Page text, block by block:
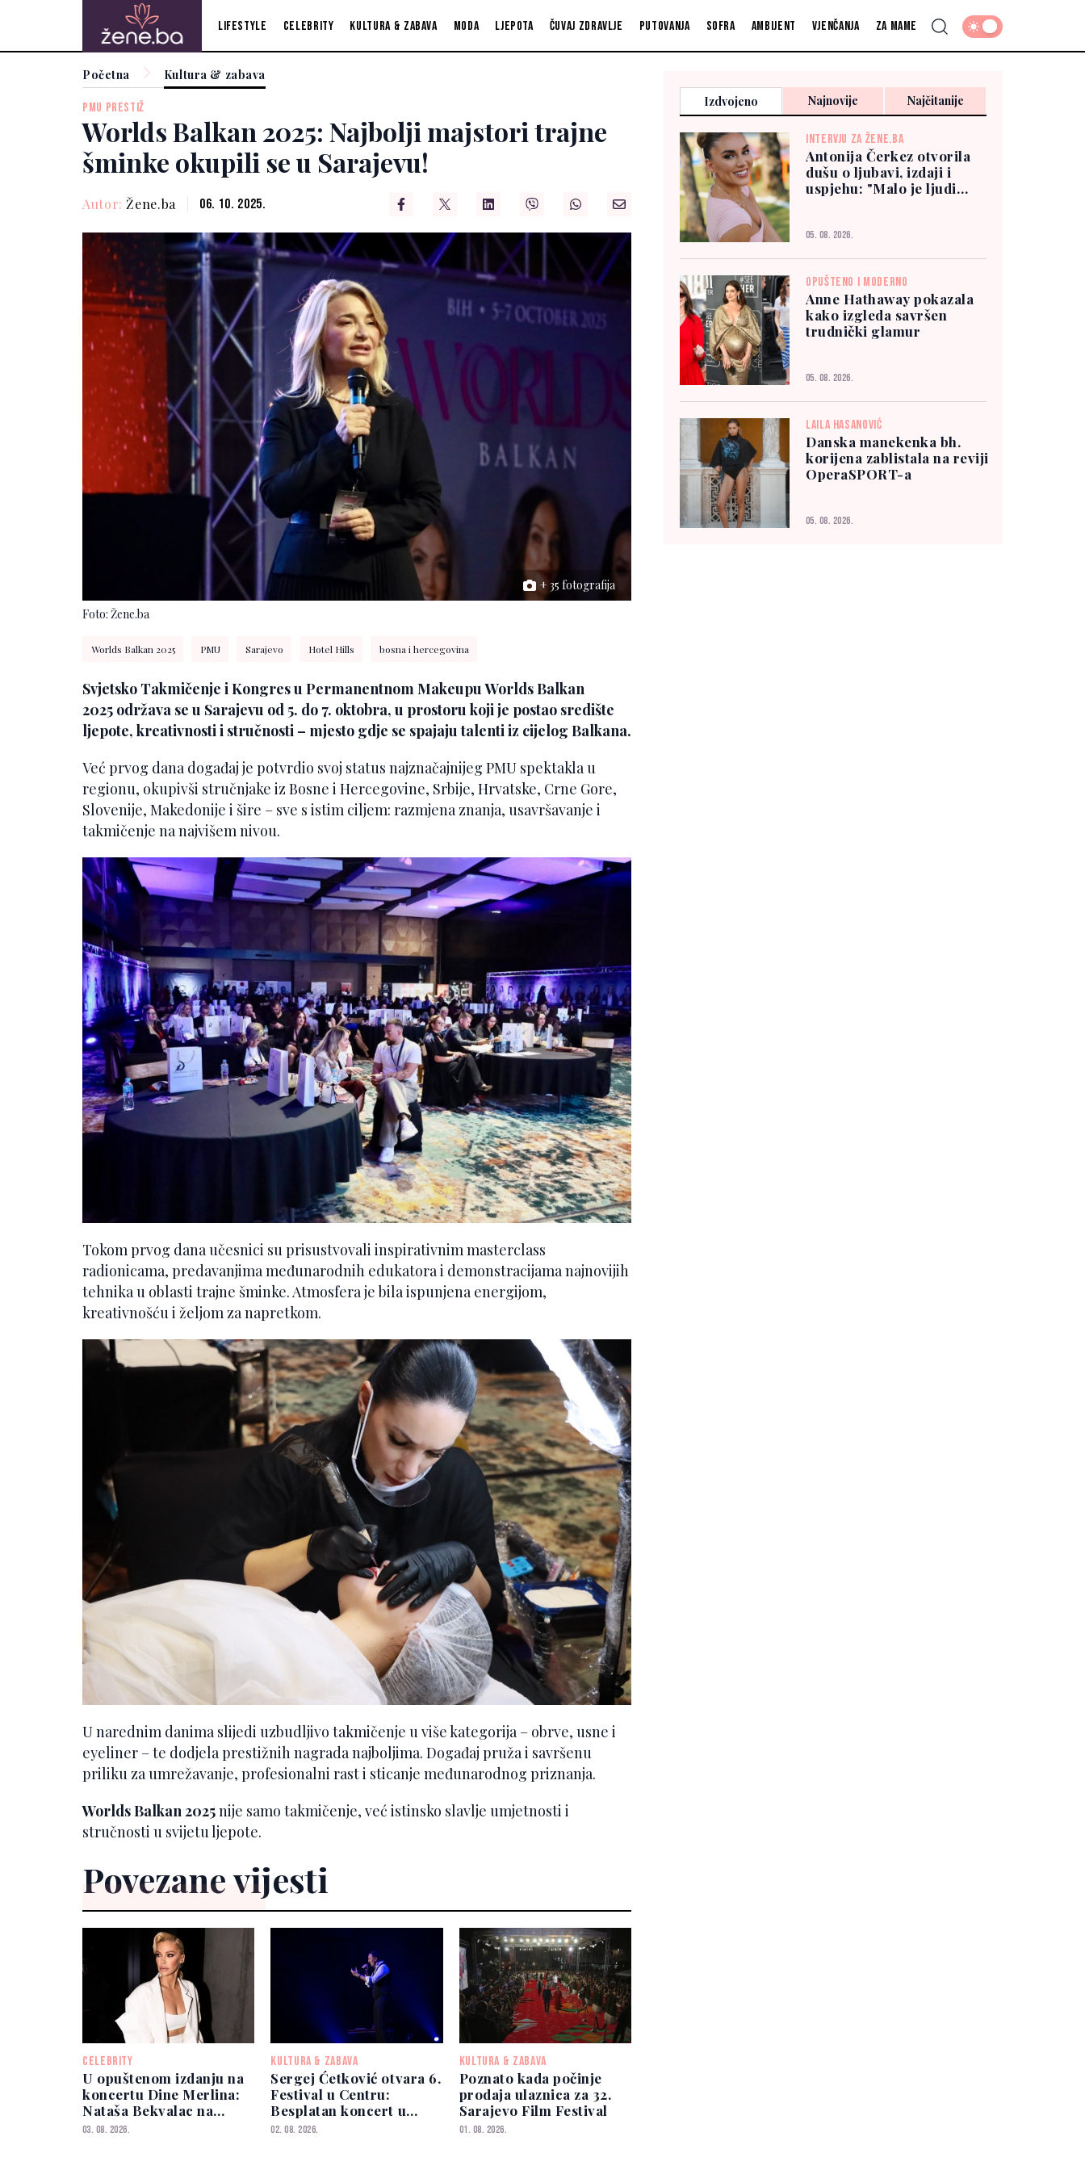
Lifestyle Celebrity Kultura & zabava Moda Ljepota Čuvaj zdravlje Putovanja Sofra Ambijent Vjenčanja Za mame
Početna Kultura & zabava
PMU PRESTIŽ
Worlds Balkan 2025: Najbolji majstori trajne
šminke okupili se u Sarajevu!
Autor: Žene.ba 06. 10. 2025.
+ 35 fotografija
Foto: Žene.ba
Worlds Balkan 2025 PMU Sarajevo Hotel Hills bosna i hercegovina
Svjetsko Takmičenje i Kongres u Permanentnom MakeupuWorlds Balkan
2025 održava se u Sarajevu od 5. do 7. oktobra, u prostoru koji je postao središte
ljepote, kreativnosti i stručnosti – mjesto gdje se spajaju talenti iz cijelog Balkana.
Već prvog dana događaj je potvrdio svoj status najznačajnijeg PMU spektakla u
regionu, okupivši stručnjake iz Bosne i Hercegovine, Srbije, Hrvatske, Crne Gore,
Slovenije, Makedonije i šire – sve s istim ciljem: razmjena znanja, usavršavanje i
takmičenje na najvišem nivou.
Tokom prvog dana učesnici su prisustvovali inspirativnim masterclass
radionicama, predavanjima međunarodnih edukatora i demonstracijama najnovijih
tehnika u oblasti trajne šminke. Atmosfera je bila ispunjena energijom,
kreativnošću i željom za napretkom.
U narednim danima slijedi uzbudljivo takmičenje u više kategorija – obrve, usne i
eyeliner – te dodjela prestižnih nagrada najboljima. Događaj pruža i savršenu
priliku za umrežavanje, profesionalni rast i sticanje međunarodnog priznanja.
Worlds Balkan 2025nije samo takmičenje, već istinsko slavlje umjetnosti i
stručnosti u svijetu ljepote.
Povezane vijesti
CELEBRITY
U opuštenom izdanju na
koncertu Dine Merlina:
Nataša Bekvalac na
Koševu pokazala vitku
03. 08. 2026.
KULTURA & ZABAVA
Sergej Ćetković otvara 6.
Festival u Centru:
Besplatan koncert u
Parku Hastahana
02. 08. 2026.
KULTURA & ZABAVA
Poznato kada počinje
prodaja ulaznica za 32.
Sarajevo Film Festival
01. 08. 2026.
Izdvojeno Najnovije Najčitanije
INTERVJU ZA ŽENE.BA
Antonija Čerkez otvorila
dušu o ljubavi, izdaji i
uspjehu: "Malo je ljudi
05. 08. 2026.
OPUŠTENO I MODERNO
Anne Hathaway pokazala
kako izgleda savršen
trudnički glamur
05. 08. 2026.
LAILA HASANOVIĆ
Danska manekenka bh.
korijena zablistala na reviji
OperaSPORT-a
05. 08. 2026.